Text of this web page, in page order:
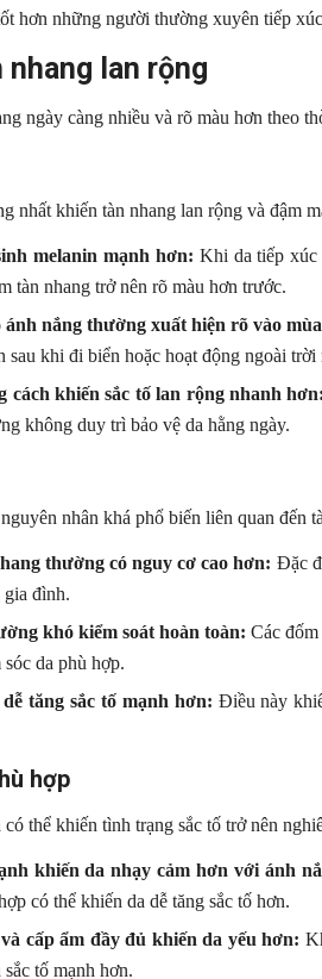
hơn những người thường xuyên tiếp
nhang lan rộng
ngày càng nhiều và rõ màu hơn theo
nhất khiến tàn nhang lan rộng và đậm
melanin mạnh hơn: Khi da tiếp xúc
tàn nhang trở nên rõ màu hơn trước.
nắng thường xuất hiện rõ vào
sau khi đi biển hoặc hoạt động ngoài
cách khiến sắc tố lan rộng nhanh hơn:
không duy trì bảo vệ da hằng ngày.
nhân khá phổ biến liên quan đến
thường có nguy cơ cao hơn: Đặc
đình.
khó kiểm soát hoàn toàn: Các
da phù hợp.
tăng sắc tố mạnh hơn: Điều này
hợp
thể khiến tình trạng sắc tố trở nên
khiến da nhạy cảm hơn với ánh
có thể khiến da dễ tăng sắc tố hơn.
cấp ẩm đầy đủ khiến da yếu hơn:
tố mạnh hơn.